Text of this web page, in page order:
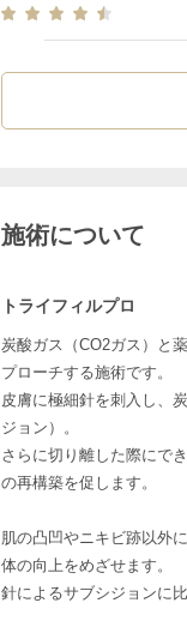
施術について
トライフィルプロ
炭酸ガス（CO2ガス）と
プローチする施術です。
皮膚に極細針を刺入し、
ジョン）。
さらに切り離した際にで
の再構築を促します。
肌の凸凹やニキビ跡以外
体の向上をめざせます。
針によるサブシジョンに